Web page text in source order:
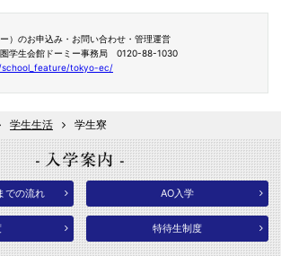
）のお申込み・お問い合わせ・管理運営
学生会館ドーミー事務局 0120-88-1030
tokyo-ec/
学生生活 学生寮
での流れ AO入学
特待生制度